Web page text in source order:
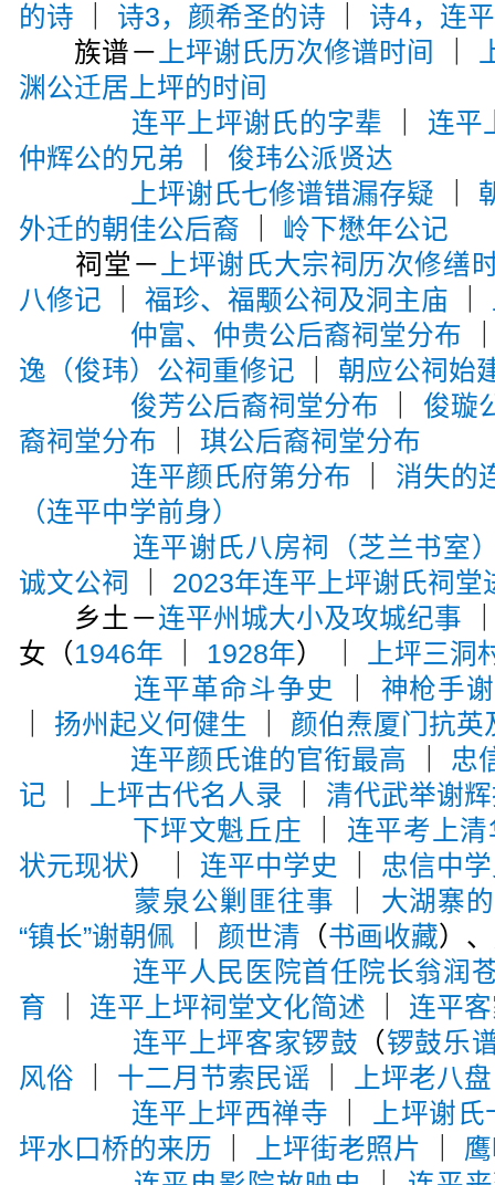
的诗
诗3，颜希圣的诗
诗4，连
族谱－ 上坪谢氏历次修谱时间
渊公迁居上坪的时间
连平上坪谢氏的字辈
连平
仲辉公的兄弟
俊玮公派贤达
上坪谢氏七修谱错漏存疑
外迁的朝佳公后裔
岭下懋年公记
祠堂－ 上坪谢氏大宗祠历次修缮
八修记 ｜福珍、福颙公祠及洞主庙
仲富、仲贵公后裔祠堂分布
逸（俊玮）公祠重修记
朝应公祠始
俊芳公后裔祠堂分布
俊璇
裔祠堂分布
琪公后裔祠堂分布
连平颜氏府第分布
消失的
（连平中学前身）
连平谢氏八房祠（芝兰书室
诚文公祠
2023年连平上坪谢氏祠堂
乡土－连平州城大小及攻城纪事
女（1946年 1928年） ｜
上坪三洞
连平革命斗争史
神枪手
扬州起义何健生
颜伯焘厦门抗英
连平颜氏谁的官衔最高
忠
记
上坪古代名人录
清代武举谢
下坪文魁丘庄
连平考上
状元现状） ｜ 连平中学史
忠信中
蒙泉公剿匪往事
大湖寨
“镇长”谢朝佩
颜世清 （书画收藏）、
连平人民医院首任院长翁润
育
连平上坪祠堂文化简述
连平
连平上坪客家锣鼓 （锣鼓乐
风俗
十二月节索民谣 上坪老八盘
连平上坪西禅寺
上坪谢
坪水口桥的来历
上坪街老照片